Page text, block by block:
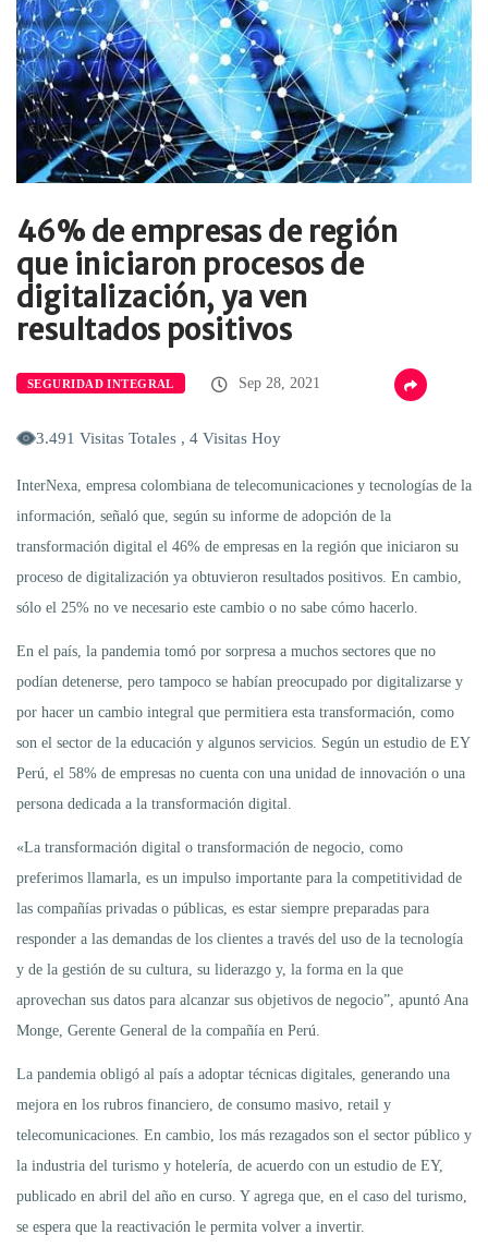
46% de empresas de región
que iniciaron procesos de
digitalización, ya ven
resultados positivos
SEGURIDAD INTEGRAL Sep 28, 2021
3.491 Visitas Totales , 4 Visitas Hoy
InterNexa, empresa colombiana de telecomunicaciones y tecnologías de la
información, señaló que, según su informe de adopción de la
transformación digital el 46% de empresas en la región que iniciaron su
proceso de digitalización ya obtuvieron resultados positivos. En cambio,
sólo el 25% no ve necesario este cambio o no sabe cómo hacerlo.
En el país, la pandemia tomó por sorpresa a muchos sectores que no
podían detenerse, pero tampoco se habían preocupado por digitalizarse y
por hacer un cambio integral que permitiera esta transformación, como
son el sector de la educación y algunos servicios. Según un estudio de EY
Perú, el 58% de empresas no cuenta con una unidad de innovación o una
persona dedicada a la transformación digital.
«La transformación digital o transformación de negocio, como
preferimos llamarla, es un impulso importante para la competitividad de
las compañías privadas o públicas, es estar siempre preparadas para
responder a las demandas de los clientes a través del uso de la tecnología
y de la gestión de su cultura, su liderazgo y, la forma en la que
aprovechan sus datos para alcanzar sus objetivos de negocio”, apuntó Ana
Monge, Gerente General de la compañía en Perú.
La pandemia obligó al país a adoptar técnicas digitales, generando una
mejora en los rubros financiero, de consumo masivo, retail y
telecomunicaciones. En cambio, los más rezagados son el sector público y
la industria del turismo y hotelería, de acuerdo con un estudio de EY,
publicado en abril del año en curso. Y agrega que, en el caso del turismo,
se espera que la reactivación le permita volver a invertir.